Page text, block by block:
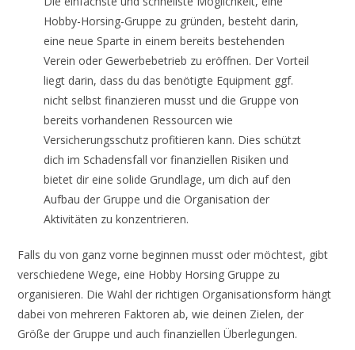
Hobby-Horsing-Gruppe zu gründen, besteht darin,
eine neue Sparte in einem bereits bestehenden
Verein oder Gewerbebetrieb zu eröffnen. Der Vorteil
liegt darin, dass du das benötigte Equipment ggf.
nicht selbst finanzieren musst und die Gruppe von
bereits vorhandenen Ressourcen wie
Versicherungsschutz profitieren kann. Dies schützt
dich im Schadensfall vor finanziellen Risiken und
bietet dir eine solide Grundlage, um dich auf den
Aufbau der Gruppe und die Organisation der
Aktivitäten zu konzentrieren.
Falls du von ganz vorne beginnen musst oder möchtest, gibt
verschiedene Wege, eine Hobby Horsing Gruppe zu
organisieren. Die Wahl der richtigen Organisationsform hängt
dabei von mehreren Faktoren ab, wie deinen Zielen, der
Größe der Gruppe und auch finanziellen Überlegungen.